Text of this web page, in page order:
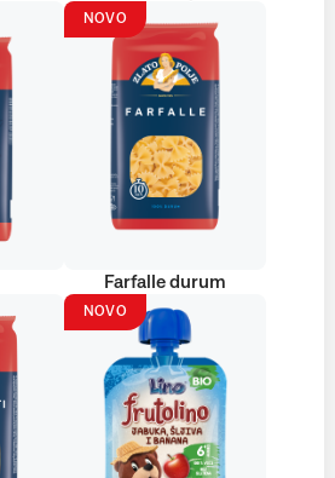
NOVO
Farfalle durum
NOVO